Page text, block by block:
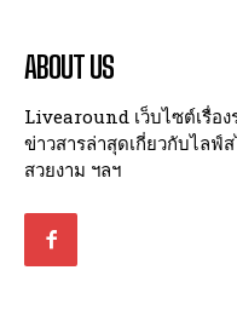
ABOUT US
Livearound เว็บไซต์เรื่อ
ข่าวสารล่าสุดเกี่ยวกับไลฟ์
สวยงาม ฯลฯ